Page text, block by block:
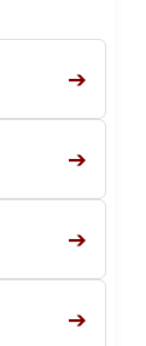
➔
➔
➔
➔